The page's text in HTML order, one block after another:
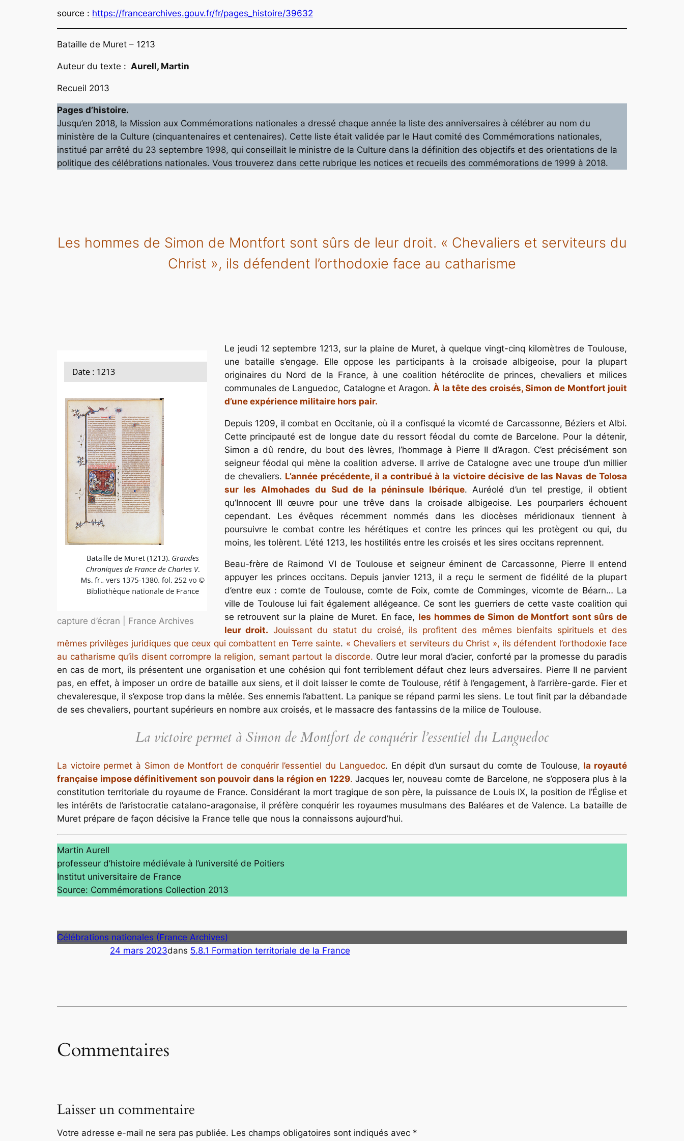
source : https://francearchives.gouv.fr/fr/pages_histoire/39632
Bataille de Muret – 1213
Auteur du texte : Aurell, Martin
Recueil 2013
Pages d’histoire.
Jusqu’en 2018, la Mission aux Commémorations nationales a dressé chaque année la liste des anniversaires à célébrer au nom du
ministère de la Culture (cinquantenaires et centenaires). Cette liste était validée par le Haut comité des Commémorations nationales,
institué par arrêté du 23 septembre 1998, qui conseillait le ministre de la Culture dans la définition des objectifs et des orientations de la
politique des célébrations nationales. Vous trouverez dans cette rubrique les notices et recueils des commémorations de 1999 à 2018.
Les hommes de Simon de Montfort sont sûrs de leur droit. « Chevaliers et serviteurs du
Christ », ils défendent l’orthodoxie face au catharisme
capture d’écran | France Archives
Le jeudi 12 septembre 1213, sur la plaine de Muret, à quelque vingt-cinq kilomètres de Toulouse,
une bataille s’engage. Elle oppose les participants à la croisade albigeoise, pour la plupart
originaires du Nord de la France, à une coalition hétéroclite de princes, chevaliers et milices
communales de Languedoc, Catalogne et Aragon. À la tête des croisés, Simon de Montfort jouit
d’une expérience militaire hors pair.
Depuis 1209, il combat en Occitanie, où il a confisqué la vicomté de Carcassonne, Béziers et Albi.
Cette principauté est de longue date du ressort féodal du comte de Barcelone. Pour la détenir,
Simon a dû rendre, du bout des lèvres, l’hommage à Pierre II d’Aragon. C’est précisément son
seigneur féodal qui mène la coalition adverse. Il arrive de Catalogne avec une troupe d’un millier
de chevaliers. L’année précédente, il a contribué à la victoire décisive de las Navas de Tolosa
sur les Almohades du Sud de la péninsule Ibérique. Auréolé d’un tel prestige, il obtient
qu’Innocent III œuvre pour une trêve dans la croisade albigeoise. Les pourparlers échouent
cependant. Les évêques récemment nommés dans les diocèses méridionaux tiennent à
poursuivre le combat contre les hérétiques et contre les princes qui les protègent ou qui, du
moins, les tolèrent. L’été 1213, les hostilités entre les croisés et les sires occitans reprennent.
Beau-frère de Raimond VI de Toulouse et seigneur éminent de Carcassonne, Pierre II entend
appuyer les princes occitans. Depuis janvier 1213, il a reçu le serment de fidélité de la plupart
d’entre eux : comte de Toulouse, comte de Foix, comte de Comminges, vicomte de Béarn… La
ville de Toulouse lui fait également allégeance. Ce sont les guerriers de cette vaste coalition qui
se retrouvent sur la plaine de Muret. En face, les hommes de Simon de Montfort sont sûrs de
leur droit. Jouissant du statut du croisé, ils profitent des mêmes bienfaits spirituels et des
mêmes privilèges juridiques que ceux qui combattent en Terre sainte. « Chevaliers et serviteurs du Christ », ils défendent l’orthodoxie face
au catharisme qu’ils disent corrompre la religion, semant partout la discorde. Outre leur moral d’acier, conforté par la promesse du paradis
en cas de mort, ils présentent une organisation et une cohésion qui font terriblement défaut chez leurs adversaires. Pierre II ne parvient
pas, en effet, à imposer un ordre de bataille aux siens, et il doit laisser le comte de Toulouse, rétif à l’engagement, à l’arrière-garde. Fier et
chevaleresque, il s’expose trop dans la mêlée. Ses ennemis l’abattent. La panique se répand parmi les siens. Le tout finit par la débandade
de ses chevaliers, pourtant supérieurs en nombre aux croisés, et le massacre des fantassins de la milice de Toulouse.
La victoire permet à Simon de Montfort de conquérir l’essentiel du Languedoc
La victoire permet à Simon de Montfort de conquérir l’essentiel du Languedoc. En dépit d’un sursaut du comte de Toulouse, la royauté
française impose définitivement son pouvoir dans la région en 1229. Jacques Ier, nouveau comte de Barcelone, ne s’opposera plus à la
constitution territoriale du royaume de France. Considérant la mort tragique de son père, la puissance de Louis IX, la position de l’Église et
les intérêts de l’aristocratie catalano-aragonaise, il préfère conquérir les royaumes musulmans des Baléares et de Valence. La bataille de
Muret prépare de façon décisive la France telle que nous la connaissons aujourd’hui.
Martin Aurell
professeur d’histoire médiévale à l’université de Poitiers
Institut universitaire de France
Source: Commémorations Collection 2013
Célébrations nationales (France Archives)
24 mars 2023dans 5.8.1 Formation territoriale de la France
Commentaires
Laisser un commentaire
Votre adresse e-mail ne sera pas publiée. Les champs obligatoires sont indiqués avec *